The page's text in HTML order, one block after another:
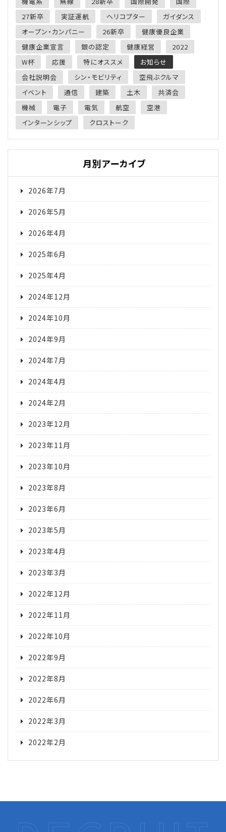
27新卒
実証運航 ヘリコプター
ガイダンス
オープン・カンパニー
26新卒
健康優良企業
健康企業宣言
銀の認定 健康経営
2022
W杯
応援 特にオススメ
お知らせ
会社説明会
シン・モビリティ
空飛ぶクルマ
イベント
通信 建築 土木
共済会
機械
電子 電気 航空
空港
インターンシップ
クロストーク
月別アーカイブ
2026年7月
2026年5月
2026年4月
2025年6月
2025年4月
2024年12月
2024年10月
2024年9月
2024年7月
2024年4月
2024年2月
2023年12月
2023年11月
2023年10月
2023年8月
2023年6月
2023年5月
2023年4月
2023年3月
2022年12月
2022年11月
2022年10月
2022年9月
2022年8月
2022年6月
2022年3月
2022年2月